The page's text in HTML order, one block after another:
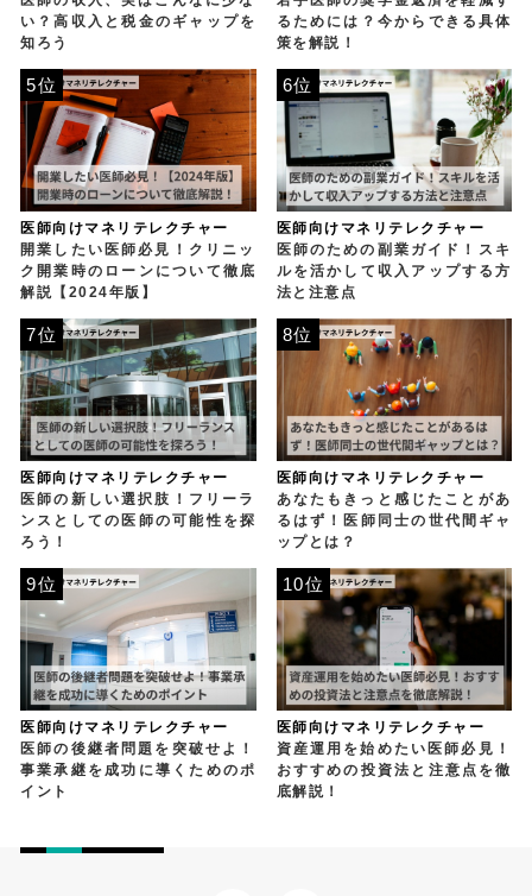
い？高収入と税金のギャップを
知ろう
るためには？今からできる具体
策を解説！
医師向けマネリテレクチャー
開業したい医師必見！クリニッ
ク開業時のローンについて徹底
解説【2024年版】
5位
医師向けマネリテレクチャー
医師のための副業ガイド！スキ
ルを活かして収入アップする方
法と注意点
6位
医師向けマネリテレクチャー
医師の新しい選択肢！フリーラ
ンスとしての医師の可能性を探
ろう！
7位
医師向けマネリテレクチャー
あなたもきっと感じたことがあ
るはず！医師同士の世代間ギャ
ップとは？
8位
医師向けマネリテレクチャー
医師の後継者問題を突破せよ！
事業承継を成功に導くためのポ
イント
9位
医師向けマネリテレクチャー
資産運用を始めたい医師必見！
おすすめの投資法と注意点を徹
底解説！
10位